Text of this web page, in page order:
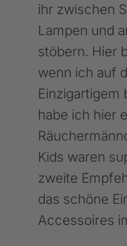
ihr zwischen
Lampen und
stöbern. Hier
wenn ich auf
Einzigartigem
habe ich hier
Kids waren
zweite
das schöne
Accessoires